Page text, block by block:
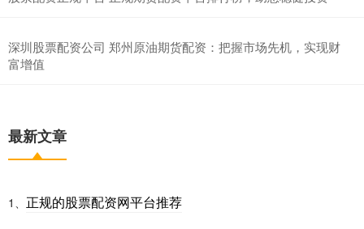
深圳股票配资公司 郑州原油期货配资：把握市场先机，实现财
富增值
最新文章
1、 正规的股票配资网平台推荐